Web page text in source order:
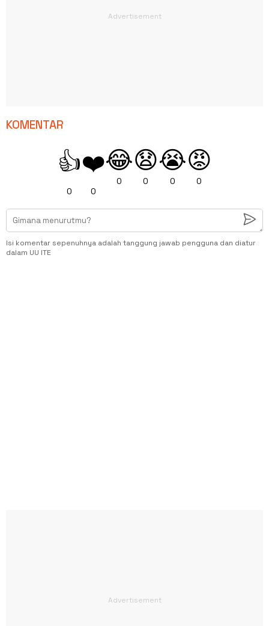
KOMENTAR
👍
0
❤️
0
😂
0
😧
0
😭
0
😡
0
Isi komentar sepenuhnya adalah tanggung jawab pengguna dan diatur
dalam UU ITE